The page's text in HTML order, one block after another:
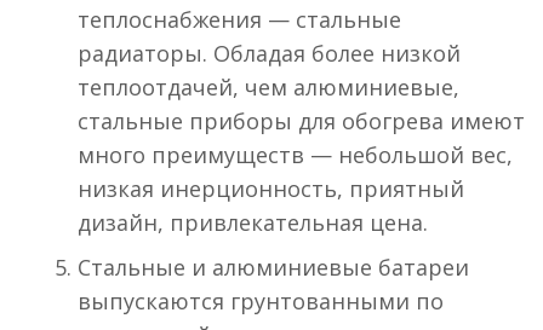
теплоснабжения — стальные
радиаторы. Обладая более низкой
теплоотдачей, чем алюминиевые,
стальные приборы для обогрева имеют
много преимуществ — небольшой вес,
низкая инерционность, приятный
дизайн, привлекательная цена.
Стальные и алюминиевые батареи
выпускаются грунтованными по